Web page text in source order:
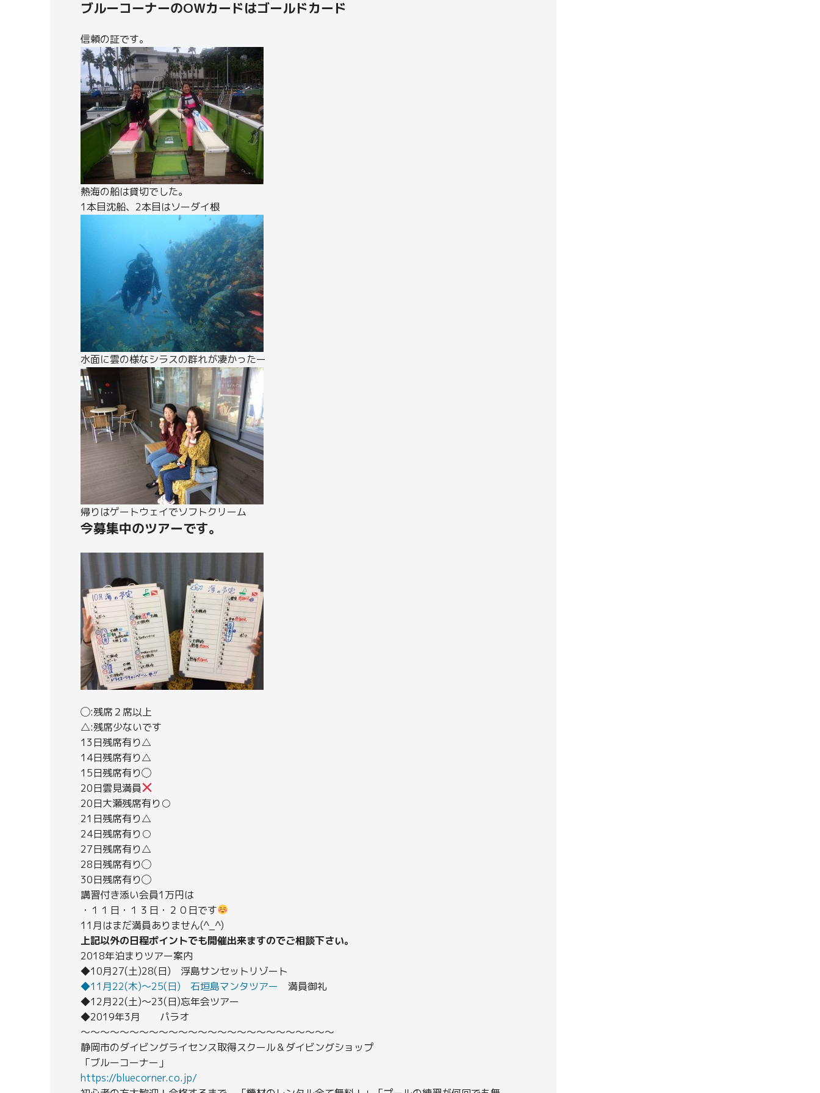
ブルーコーナーのOWカードはゴールドカード
信頼の証です。
熱海の船は貸切でした。
1本目沈船、2本目はソーダイ根
水面に雲の様なシラスの群れが凄かったー
帰りはゲートウェイでソフトクリーム
今募集中のツアーです。
◯:残席２席以上
△:残席少ないです
13日残席有り△
14日残席有り△
15日残席有り◯
20日雲見満員
20日大瀬残席有り○
21日残席有り△
24日残席有り○
27日残席有り△
28日残席有り◯
30日残席有り◯
講習付き添い会員1万円は
・１１日・１３日・２０日です
11月はまだ満員ありません(^_^)
上記以外の日程ポイントでも開催出来ますのでご相談下さい。
2018年泊まりツアー案内
◆10月27(土)28(日) 浮島サンセットリゾート
◆11月22(木)～25(日) 石垣島マンタツアー 満員御礼
◆12月22(土)～23(日)忘年会ツアー
◆2019年3月 パラオ
〜〜〜〜〜〜〜〜〜〜〜〜〜〜〜〜〜〜〜〜〜〜〜〜〜〜
静岡市のダイビングライセンス取得スクール＆ダイビングショップ
「ブルーコーナー」
https://bluecorner.co.jp/